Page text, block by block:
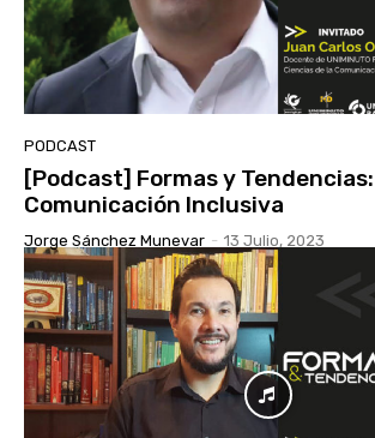
PODCAST
[Podcast] Formas y Tendencias:
Comunicación Inclusiva
Jorge Sánchez Munevar - 13 Julio, 2023